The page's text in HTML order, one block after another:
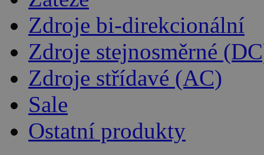
Zdroje bi-direkcionální
Zdroje stejnosměrné
Zdroje střídavé (AC)
Sale
Ostatní produkty